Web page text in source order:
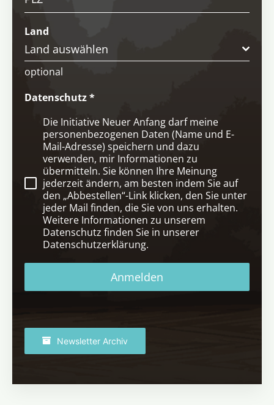
Land
Land auswählen
optional
Datenschutz*
Die Initiative Neuer Anfang darf meine
personenbezogenen Daten (Name und E-
Mail-Adresse) speichern und dazu
verwenden, mir Informationen zu
übermitteln. Sie können Ihre Meinung
jederzeit ändern, am besten indem Sie auf
den „Abbestellen“-Link klicken, den Sie unter
jeder Mail finden, die Sie von uns erhalten.
Weitere Informationen zu unserem
Datenschutz finden Sie in unserer
Datenschutzerklärung.
Anmelden
Newsletter Archiv